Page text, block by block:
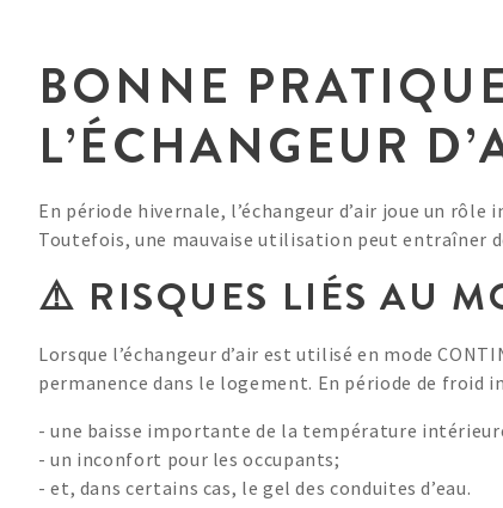
BONNE
L’ÉCHANGEUR
En période hivernale, l’échangeur d’air joue un
Toutefois, une mauvaise utilisation peut entraîner
⚠️ RISQUES LIÉS AU
Lorsque l’échangeur d’air est utilisé en mode
permanence dans le logement. En période de froid
- une baisse importante de la température
- un inconfort pour les occupants;
- et, dans certains cas, le gel des conduites d’eau.